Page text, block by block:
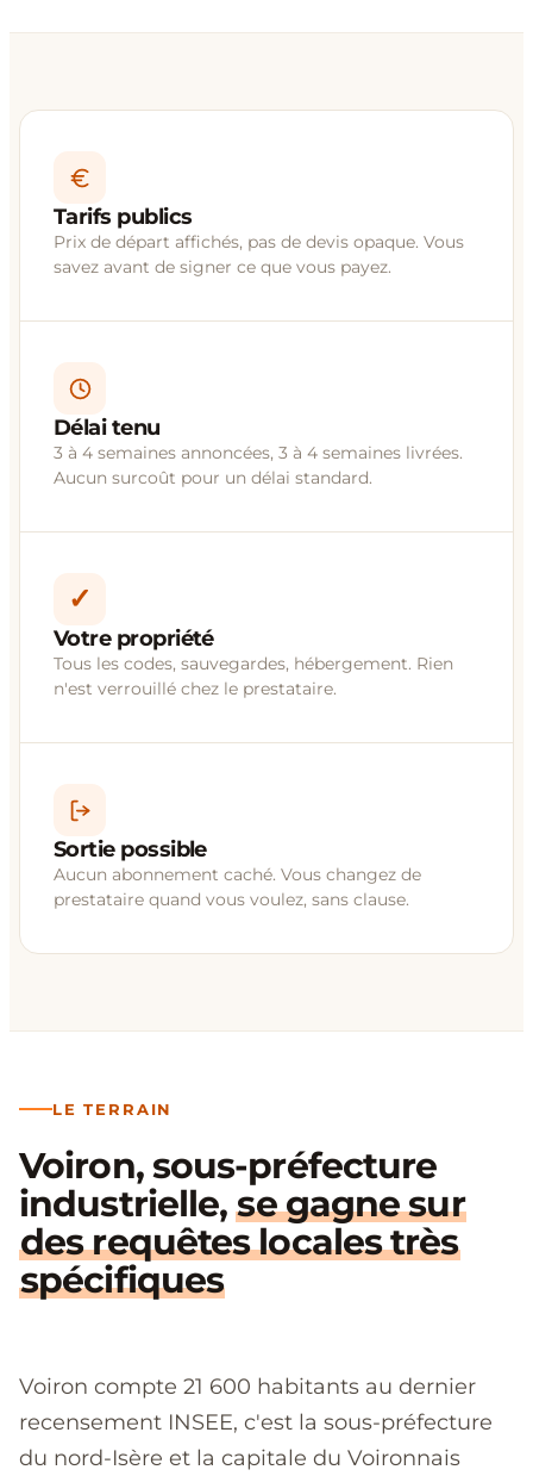
Tarifs publics
Prix de départ affichés, pas de devis opaque. Vous
savez avant de signer ce que vous payez.
Délai tenu
3 à 4 semaines annoncées, 3 à 4 semaines livrées.
Aucun surcoût pour un délai standard.
✓
Votre propriété
Tous les codes, sauvegardes, hébergement. Rien
n'est verrouillé chez le prestataire.
Sortie possible
Aucun abonnement caché. Vous changez de
prestataire quand vous voulez, sans clause.
LE TERRAIN
Voiron, sous-préfecture
industrielle,se gagne sur
des requêtes locales très
spécifiques
Voiron compte 21 600 habitants au dernier
recensement INSEE, c'est la sous-préfecture
du nord-Isère et la capitale du Voironnais